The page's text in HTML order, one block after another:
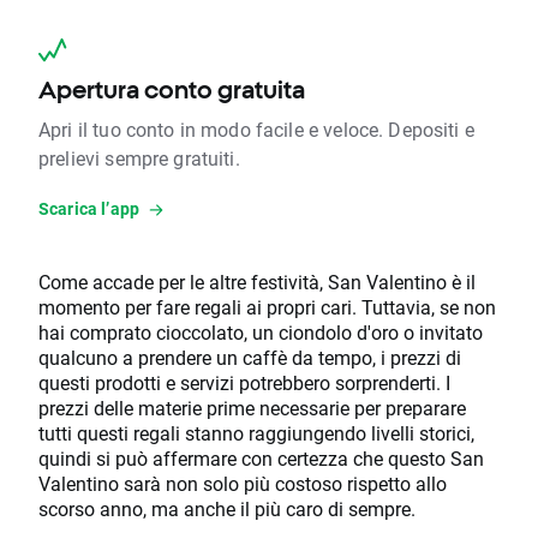
Apertura conto gratuita
Apri il tuo conto in modo facile e veloce. Depositi e
prelievi sempre gratuiti.
Scarica l’app
Come accade per le altre festività, San Valentino è il
momento per fare regali ai propri cari. Tuttavia, se non
hai comprato cioccolato, un ciondolo d'oro o invitato
qualcuno a prendere un caffè da tempo, i prezzi di
questi prodotti e servizi potrebbero sorprenderti. I
prezzi delle materie prime necessarie per preparare
tutti questi regali stanno raggiungendo livelli storici,
quindi si può affermare con certezza che questo San
Valentino sarà non solo più costoso rispetto allo
scorso anno, ma anche il più caro di sempre.